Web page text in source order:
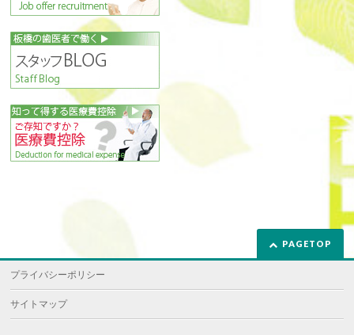
PAGETOP
プライバシーポリシー
サイトマップ